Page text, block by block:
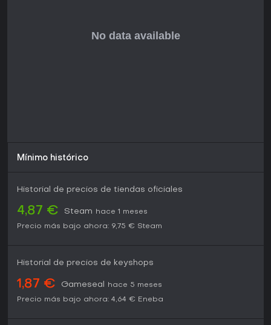
Mínimo histórico
Historial de precios de tiendas oficiales
4,87 € Steam
hace 1 meses
Precio más bajo ahora: 9,75 € Steam
Historial de precios de keyshops
1,87 € Gameseal
hace 5 meses
Precio más bajo ahora: 4,64 € Eneba